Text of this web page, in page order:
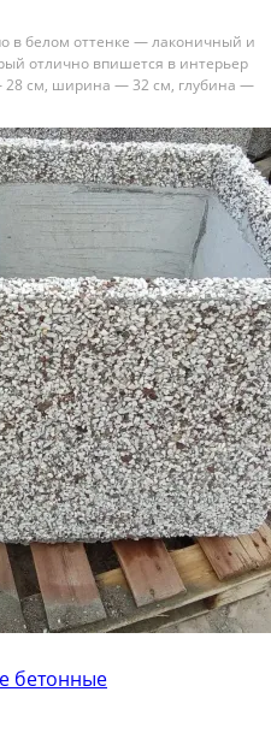
в белом оттенке — лаконичный и
отлично впишется в интерьер
см, ширина — 32 см, глубина —
растений. Изготовлено из
бетонные